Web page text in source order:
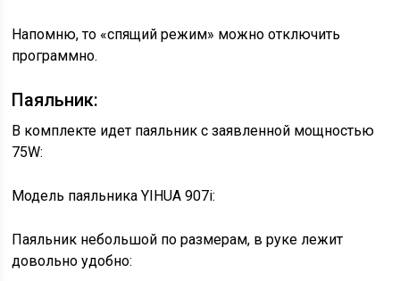
Напомню, то «спящий режим» можно отключить
программно.
Паяльник:
В комплекте идет паяльник с заявленной мощностью
75W:
Модель паяльника YIHUA 907i:
Паяльник небольшой по размерам, в руке лежит
довольно удобно: